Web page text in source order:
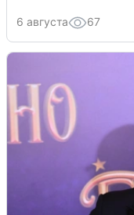
6 августа 67